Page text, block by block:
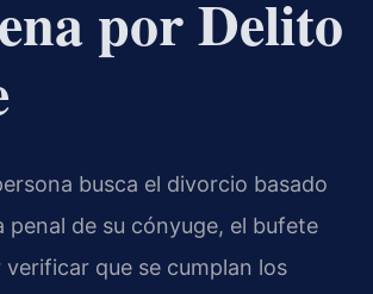
por Delito
busca el divorcio basado
penal de su cónyuge, el bufete
que se cumplan los